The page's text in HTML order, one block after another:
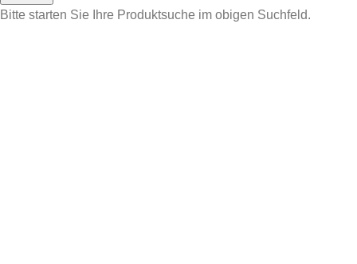
Bitte starten Sie Ihre Produktsuche im obigen Suchfeld.